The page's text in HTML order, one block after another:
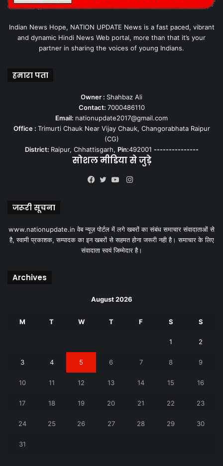
Indian News Hope, NATION UPDATE News is a fast paced, vibrant
and dynamic Hindi News Web portal, more than that it’s your
partner in sharing the voices of young Indians.
हमारा पता
Owner : Shahbaz Ali
Contact: 7000486110
Email: nationupdate2017@gmail.com
Office : Trimurti Chauk Near Vijay Chauk, Changorabhata Raipur
(CG)
District: Raipur, Chhattisgarh, Pin:492001 ---------------
सोशल मीडिया से जुड़े
Instagram
जरूरी सूचना
www.nationupdate.in वेब न्यूज़ पोर्टल में लगे खबरों का संबंध समाचार संवादाताओं से
है, स्वामी प्रकाशक, सम्पादक का इन खबरों से सहमत होना जरूरी नही है। समाचार के लिए
संवादाता स्वयं जिम्मेदार है।
Archives
August 2026
M T W T F S S
1 2
3 4 5 6 7 8 9
10 11 12 13 14 15 16
17 18 19 20 21 22 23
24 25 26 27 28 29 30
31